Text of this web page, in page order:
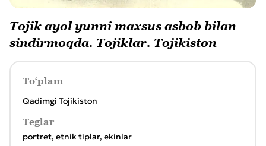
Tojik ayol yunni maxsus asbob bilan
sindirmoqda. Tojiklar. Tojikiston
To‘plam
Qadimgi Tojikiston
Teglar
portret, etnik tiplar, ekinlar